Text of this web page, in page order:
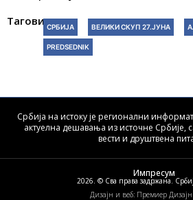
Тагови:СРБИЈА ВЕЛИКИ СКУП 27.ЈУНА
PREDSEDNIK
Србија на истоку је регионални
актуелна дешавања из источне Србије,
вести и друштвена
2026. © Сва права задржана.
Импресум
Дизајн и веб: Премиер